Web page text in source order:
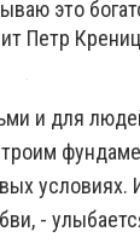
это
Петр
и для
условиях.
-